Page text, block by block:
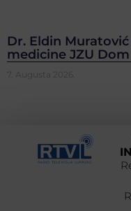
Dr. Eldin
medicine JZU
7. Augusta 2026.